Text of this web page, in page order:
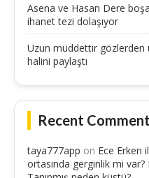
Asena ve Hasan Dere
ihanet tezi dolaşıyor
Uzun müddettir gözlerden
halini paylaştı
Recent
taya777app on Ece Erken
ortasında gerginlik mi var?